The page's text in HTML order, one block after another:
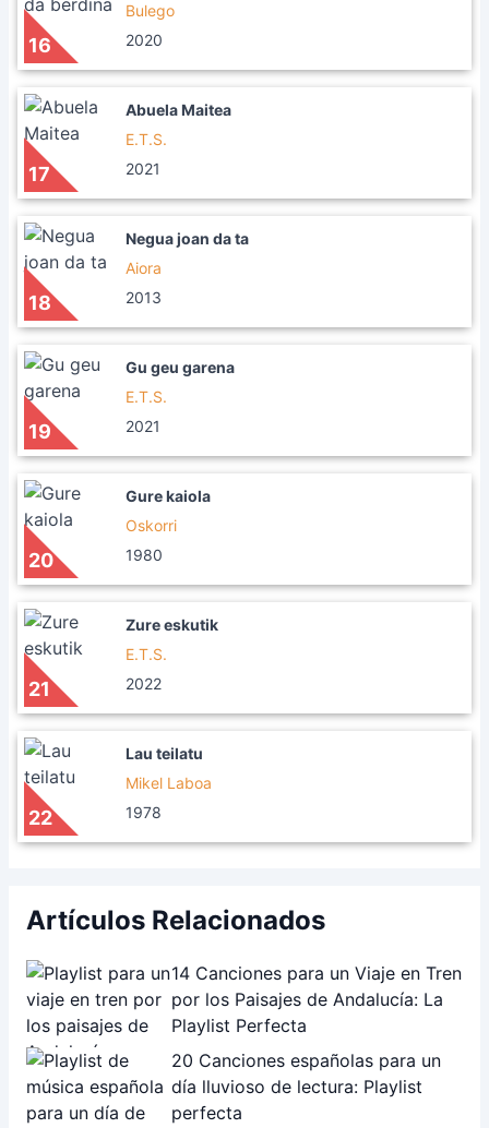
16
Bulego
2020
17
Abuela Maitea
E.T.S.
2021
18
Negua joan da ta
Aiora
2013
19
Gu geu garena
E.T.S.
2021
20
Gure kaiola
Oskorri
1980
21
Zure eskutik
E.T.S.
2022
22
Lau teilatu
Mikel Laboa
1978
Artículos Relacionados
14 Canciones para un Viaje en Tren
por los Paisajes de Andalucía: La
Playlist Perfecta
20 Canciones españolas para un
día lluvioso de lectura: Playlist
perfecta